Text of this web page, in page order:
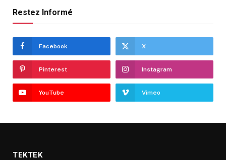
Restez Informé
Facebook X
Pinterest Instagram
YouTube Vimeo
TEKTEK